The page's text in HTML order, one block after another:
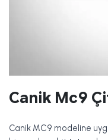
Canik Mc9
Canik MC9 modeline